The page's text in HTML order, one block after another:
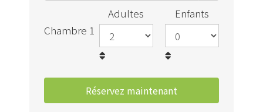
Chambre 1
Adultes Enfants